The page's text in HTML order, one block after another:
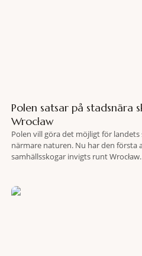
Polen satsar på stadsnära
Wrocław
Polen vill göra det möjligt för
närmare naturen. Nu har den första
samhällsskogar invigts runt
fler människor ska kunna